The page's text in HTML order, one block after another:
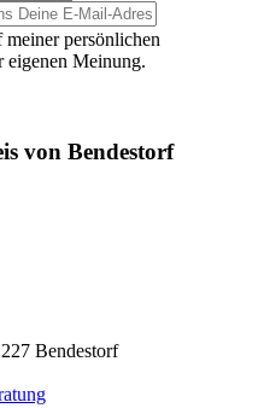
persönlichen
eigenen Meinung.
von Bendestorf
Bendestorf